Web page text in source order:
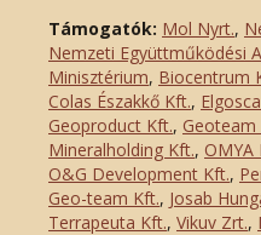
Támogatók: Mol Nyrt.,
Nemzeti Együttműködési
Minisztérium, Biocentrum
Colas Északkő Kft.,
Geoproduct Kft., Geoteam
Mineralholding Kft., OMYA
O&G Development Kft.,
Geo-team Kft., Josab
Terrapeuta Kft., Vikuv Zrt.,